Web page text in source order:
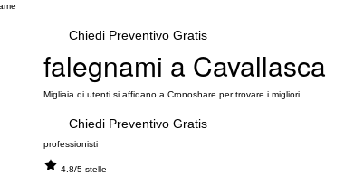
Chiedi Preventivo Gratis
Chiedi Preventivo Gratis
falegnami a Cavallasca
Migliaia di utenti si affidano a Cronoshare per trovare i migliori
professionisti
4.8/5 stelle